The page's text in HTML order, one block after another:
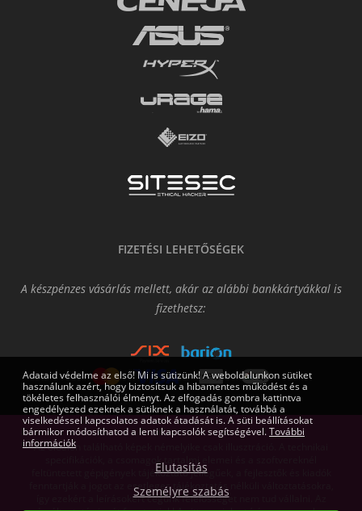
FIZETÉSI LEHETŐSÉGEK
A készpénzes vásárlás mellett, akár az alábbi bankkártyákkal is
fizethetsz:
Az oldalon található képek némelyike csak illusztráció. A technikai
specifikációk, a csomagok tartalmi elemei és a szoftvereknél
feltüntetett gépigények tájékoztató jellegűek, a fejlesztők és kiadók
fenntartják a jogot az esetleges tájékoztatás nélküli változtatásokra,
így ezekért a leírásokért cégünk felelősséget nem tud vállalni. Az
Adataid védelme az első! Mi is sütizünk! A weboldalunkon sütiket
használunk azért, hogy biztosítsuk a hibamentes működést és a
tökéletes felhasználói élményt. Az elfogadás gombra kattintva
engedélyezed ezeknek a sütiknek a használatát, továbbá a
viselkedéssel kapcsolatos adatok átadását is. A süti beállításokat
bármikor módosíthatod a lenti kapcsolók segítségével.További
információk
Elutasítás
Személyre szabás